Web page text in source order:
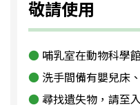
敬請使用
哺乳室在動物科學
洗手間備有嬰兒床
尋找遺失物，請至